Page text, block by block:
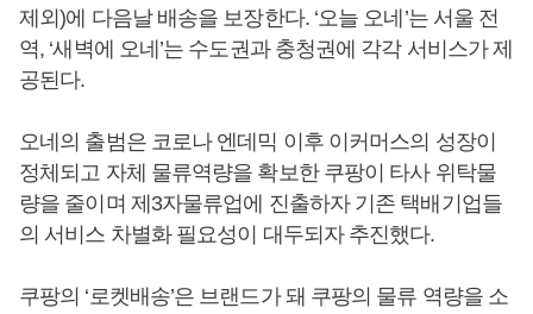
제외)에 다음날 배송을 보장한다. ‘오늘 오네’는 서울 전
역, ‘새벽에 오네’는 수도권과 충청권에 각각 서비스가 제
공된다.
오네의 출범은 코로나 엔데믹 이후 이커머스의 성장이
정체되고 자체 물류역량을 확보한 쿠팡이 타사 위탁물
량을 줄이며 제3자물류업에 진출하자 기존 택배기업들
의 서비스 차별화 필요성이 대두되자 추진했다.
쿠팡의 ‘로켓배송’은 브랜드가 돼 쿠팡의 물류 역량을 소